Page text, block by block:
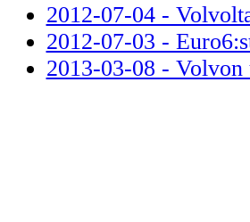
2012-07-04 -
2012-07-03 -
2013-03-08 - Volvon